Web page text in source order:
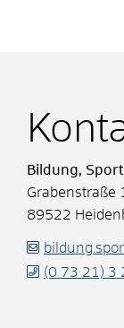
Bildung,
Grabenstraße
89522
(0 73 21) 3